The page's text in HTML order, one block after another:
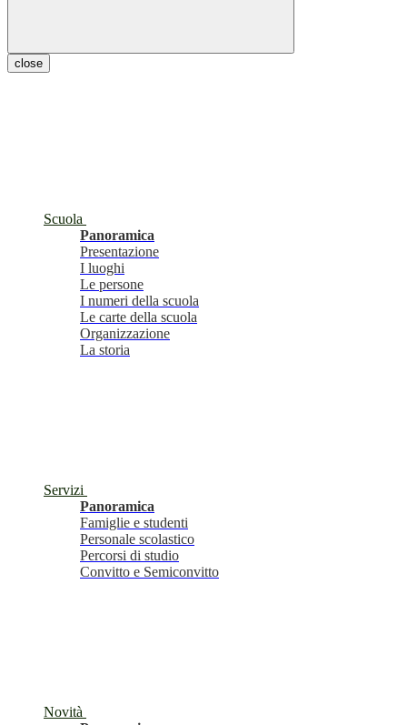
close
Scuola
Panoramica
Presentazione
I luoghi
Le persone
I numeri della scuola
Le carte della scuola
Organizzazione
La storia
Servizi
Panoramica
Famiglie e studenti
Personale scolastico
Percorsi di studio
Convitto e Semiconvitto
Novità